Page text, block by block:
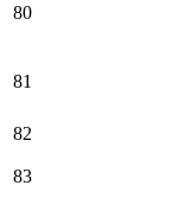
80
81
82
83